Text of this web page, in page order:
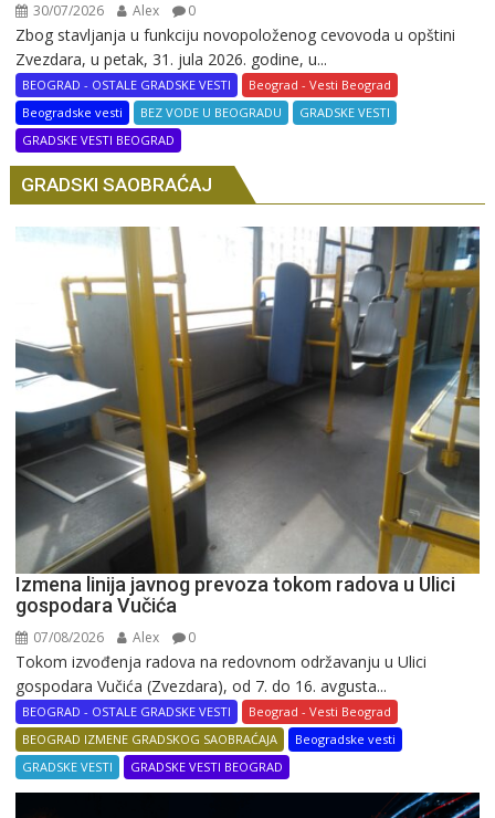
30/07/2026 Alex 0
Zbog stavljanja u funkciju novopoloženog cevovoda u opštini
Zvezdara, u petak, 31. jula 2026. godine, u...
BEOGRAD - OSTALE GRADSKE VESTI
Beograd - Vesti Beograd
Beogradske vesti
BEZ VODE U BEOGRADU
GRADSKE VESTI
GRADSKE VESTI BEOGRAD
GRADSKI SAOBRAĆAJ
Izmena linija javnog prevoza tokom radova u Ulici
gospodara Vučića
07/08/2026 Alex 0
Tokom izvođenja radova na redovnom održavanju u Ulici
gospodara Vučića (Zvezdara), od 7. do 16. avgusta...
BEOGRAD - OSTALE GRADSKE VESTI
Beograd - Vesti Beograd
BEOGRAD IZMENE GRADSKOG SAOBRAĆAJA
Beogradske vesti
GRADSKE VESTI
GRADSKE VESTI BEOGRAD